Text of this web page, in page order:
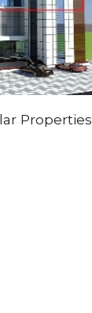
Properties